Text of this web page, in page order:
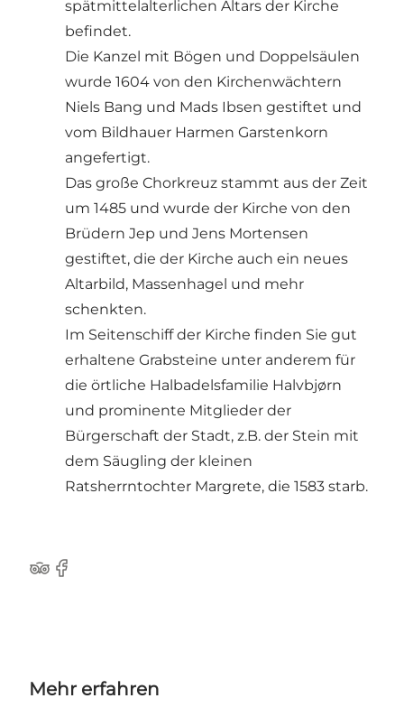
spätmittelalterlichen Altars der Kirche
befindet.
Die Kanzel mit Bögen und Doppelsäulen
wurde 1604 von den Kirchenwächtern
Niels Bang und Mads Ibsen gestiftet und
vom Bildhauer Harmen Garstenkorn
angefertigt.
Das große Chorkreuz stammt aus der Zeit
um 1485 und wurde der Kirche von den
Brüdern Jep und Jens Mortensen
gestiftet, die der Kirche auch ein neues
Altarbild, Massenhagel und mehr
schenkten.
Im Seitenschiff der Kirche finden Sie gut
erhaltene Grabsteine ​​unter anderem für
die örtliche Halbadelsfamilie Halvbjørn
und prominente Mitglieder der
Bürgerschaft der Stadt, z.B. der Stein mit
dem Säugling der kleinen
Ratsherrntochter Margrete, die 1583 starb.
Tripadvisor
Facebook
Mehr erfahren